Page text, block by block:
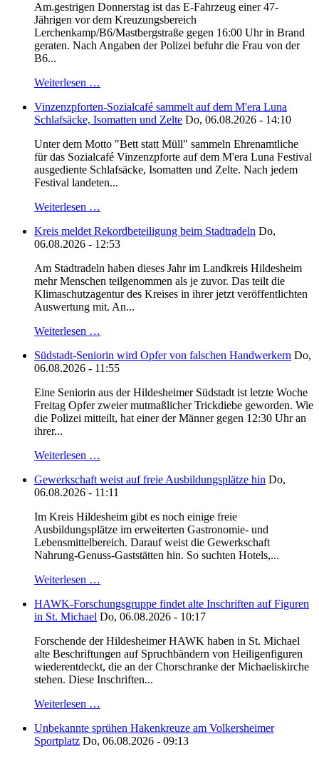
Am.gestrigen Donnerstag ist das E-Fahrzeug einer 47-
Jährigen vor dem Kreuzungsbereich
Lerchenkamp/B6/Mastbergstraße gegen 16:00 Uhr in Brand
geraten. Nach Angaben der Polizei befuhr die Frau von der
B6...
Weiterlesen …
Vinzenzpforten-Sozialcafé sammelt auf dem M'era Luna
Schlafsäcke, Isomatten und Zelte Do, 06.08.2026 - 14:10
Unter dem Motto "Bett statt Müll" sammeln Ehrenamtliche
für das Sozialcafé Vinzenzpforte auf dem M'era Luna Festival
ausgediente Schlafsäcke, Isomatten und Zelte. Nach jedem
Festival landeten...
Weiterlesen …
Kreis meldet Rekordbeteiligung beim Stadtradeln Do,
06.08.2026 - 12:53
Am Stadtradeln haben dieses Jahr im Landkreis Hildesheim
mehr Menschen teilgenommen als je zuvor. Das teilt die
Klimaschutzagentur des Kreises in ihrer jetzt veröffentlichten
Auswertung mit. An...
Weiterlesen …
Südstadt-Seniorin wird Opfer von falschen Handwerkern Do,
06.08.2026 - 11:55
Eine Seniorin aus der Hildesheimer Südstadt ist letzte Woche
Freitag Opfer zweier mutmaßlicher Trickdiebe geworden. Wie
die Polizei mitteilt, hat einer der Männer gegen 12:30 Uhr an
ihrer...
Weiterlesen …
Gewerkschaft weist auf freie Ausbildungsplätze hin Do,
06.08.2026 - 11:11
Im Kreis Hildesheim gibt es noch einige freie
Ausbildungsplätze im erweiterten Gastronomie- und
Lebensmittelbereich. Darauf weist die Gewerkschaft
Nahrung-Genuss-Gaststätten hin. So suchten Hotels,...
Weiterlesen …
HAWK-Forschungsgruppe findet alte Inschriften auf Figuren
in St. Michael Do, 06.08.2026 - 10:17
Forschende der Hildesheimer HAWK haben in St. Michael
alte Beschriftungen auf Spruchbändern von Heiligenfiguren
wiederentdeckt, die an der Chorschranke der Michaeliskirche
stehen. Diese Inschriften...
Weiterlesen …
Unbekannte sprühen Hakenkreuze am Volkersheimer
Sportplatz Do, 06.08.2026 - 09:13